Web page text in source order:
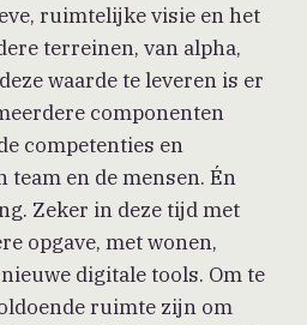
ruimtelijke visie en het
terreinen, van alpha,
waarde te leveren is er
componenten
competenties en
en de mensen. Én
Zeker in deze tijd met
opgave, met wonen,
nieuwe digitale tools. Om te
ruimte zijn om